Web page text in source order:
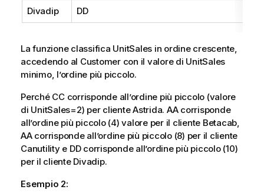
Divadip DD
La funzione classifica UnitSales in ordine crescente,
accedendo al Customercon il valore di UnitSales
minimo, l’ordine più piccolo.
Perché CCcorrisponde all’ordine più piccolo (valore
di UnitSales=2) per clienteAstrida. AAcorrisponde
all’ordine più piccolo (4) valore per il cliente Betacab,
AAcorrisponde all’ordine più piccolo (8) per il cliente
Canutilitye DDcorrisponde all’ordine più piccolo (10)
per il cliente Divadip.
Esempio 2: